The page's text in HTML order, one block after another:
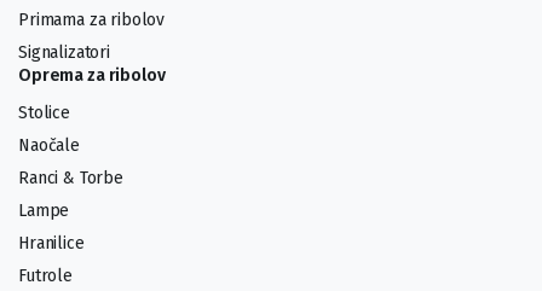
Primama za ribolov
Signalizatori
Oprema za ribolov
Stolice
Naočale
Ranci & Torbe
Lampe
Hranilice
Futrole